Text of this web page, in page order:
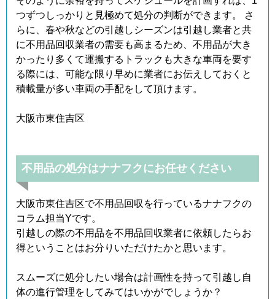
つずつしっかりと見極めて処分の判断ができます。 さ
らに、春や秋などの引越しシーズンは引越し業者と共
に不用品回収業者の需要も高まるため、不用品が大き
かったり多くて運搬するトラックも大きな車両を要す
る際には、可能な限り早めに業者にお伝えしておくと
積載量が多い車両の手配をして頂けます。
大阪市東住吉区
不用品の処分はナナフクにお任せください
大阪市東住吉区で不用品回収を行っているナナフクの
コラム担当Yです。
引越しの際の不用品を不用品回収業者に依頼したらお
得ということはお分りいただけたかと思います。
スムーズに処分したい場合は計画性を持って引越し自
体の進行管理をしてみてはいかがでしょうか？